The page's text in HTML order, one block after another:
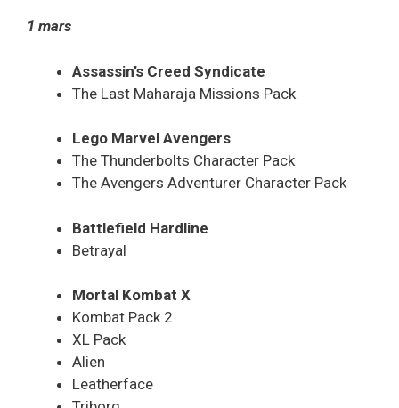
1 mars
Assassin’s Creed Syndicate
The Last Maharaja Missions Pack
Lego Marvel Avengers
The Thunderbolts Character Pack
The Avengers Adventurer Character Pack
Battlefield Hardline
Betrayal
Mortal Kombat X
Kombat Pack 2
XL Pack
Alien
Leatherface